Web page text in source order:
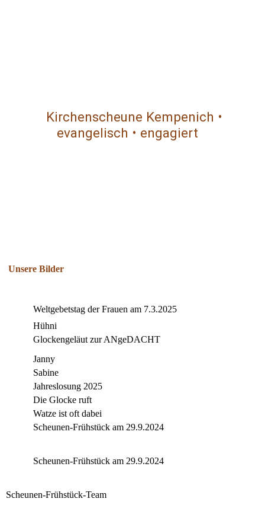
Kirchenscheune Kempenich •
evangelisch • engagiert
Unsere Bilder
Weltgebetstag der Frauen am 7.3.2025
Hühni
Glockengeläut zur ANgeDACHT
Janny
Sabine
Jahreslosung 2025
Die Glocke ruft
Watze ist oft dabei
Scheunen-Frühstück am 29.9.2024
Scheunen-Frühstück am 29.9.2024
Scheunen-Frühstück-Team